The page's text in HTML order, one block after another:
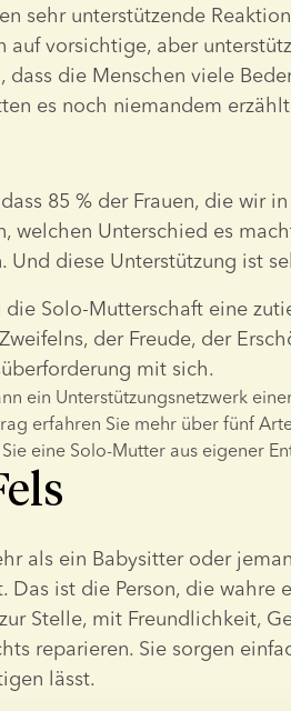
sehr unterstützende
auf vorsichtige, aber
dass die Menschen viele
es noch niemandem erzählt
85 % der Frauen, die wir
welchen Unterschied es
Und diese Unterstützung ist
die Solo-Mutterschaft eine
der Freude, der
mit sich.
erfahren Sie mehr über fünf
eine Solo-Mutter aus eigener
als ein Babysitter oder
Das ist die Person, die
Stelle, mit Freundlichkeit,
reparieren. Sie sorgen
lässt.